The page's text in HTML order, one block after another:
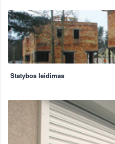
Statybos leidimas